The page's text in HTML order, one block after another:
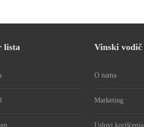
lista Vinski vodič
O nama
Marketing
Uslovi korišćenja